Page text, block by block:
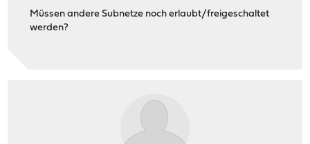
Müssen andere Subnetze noch erlaubt/freigeschaltet
werden?